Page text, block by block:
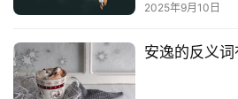
2025年9月10日
安逸的反义词